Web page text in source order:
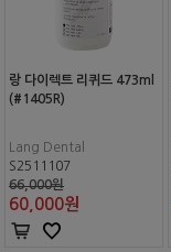
랑 다이렉트 리퀴드 473ml
(#1405R)
Lang Dental
S2511107
66,000원
60,000원